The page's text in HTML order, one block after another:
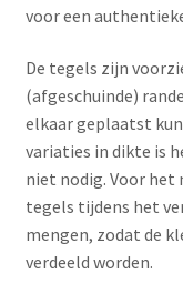
voor een
De tegels zijn
(afgeschuinde)
elkaar geplaatst
variaties in dikte is
niet nodig. Voor het
tegels tijdens het
mengen, zodat de
verdeeld worden.